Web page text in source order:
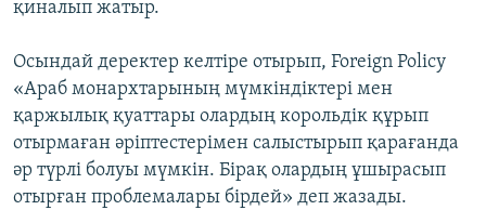
қиналып жатыр.
Осындай деректер келтіре отырып, Foreign Policy
«Араб монархтарының мүмкіндіктері мен
қаржылық қуаттары олардың корольдік құрып
отырмаған әріптестерімен салыстырып қарағанда
әр түрлі болуы мүмкін. Бірақ олардың ұшырасып
отырған проблемалары бірдей» деп жазады.